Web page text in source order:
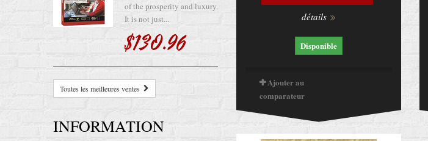
of the prosperity and luxury.
It is not just...
$130.96
Toutes les meilleures ventes
INFORMATION
détails
Disponible
Ajouter au
comparateur